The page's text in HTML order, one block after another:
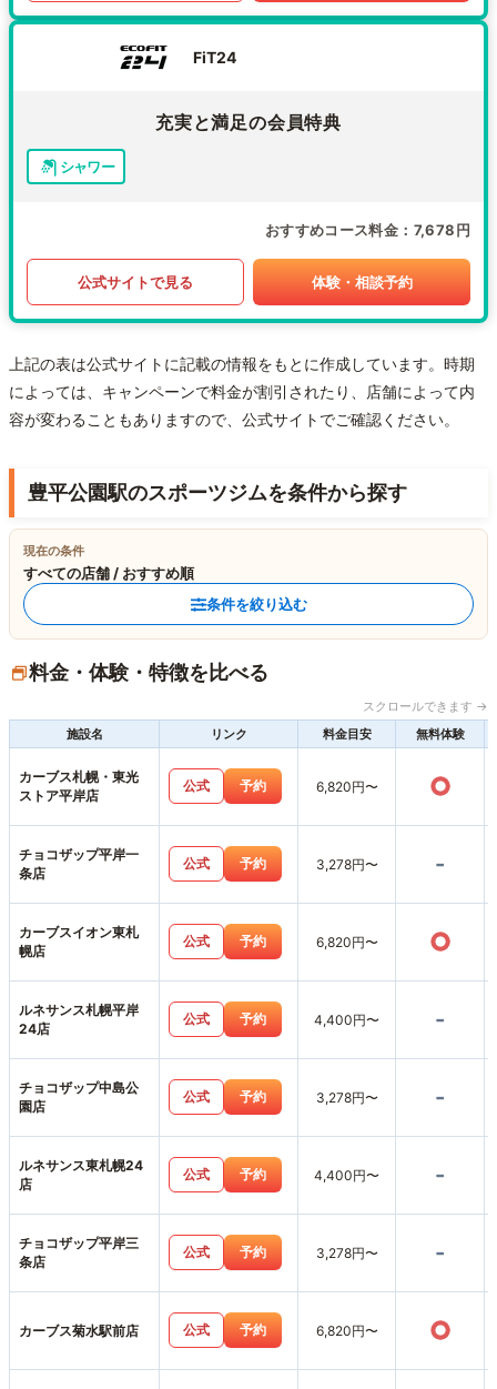
FiT24
充実と満足の会員特典
シャワー
おすすめコース料金 7,678円
公式サイトで見る 体験・相談予約
上記の表は公式サイトに記載の情報をもとに作成しています。時期
によっては、キャンペーンで料金が割引されたり、店舗によって内
容が変わることもありますので、公式サイトでご確認ください。
豊平公園駅のスポーツジムを条件から探す
現在の条件
すべての店舗 / おすすめ順
条件を絞り込む
料金・体験・特徴を比べる
スクロールできます →
施設名
リンク 料金目安 無料体験
カーブス札幌・東光
ストア平岸店
公式 予約 6,820円〜 ○
チョコザップ平岸一
条店
公式 予約 3,278円〜 -
カーブスイオン東札
幌店
公式 予約 6,820円〜 ○
ルネサンス札幌平岸
24店
公式 予約 4,400円〜 -
チョコザップ中島公
園店
公式 予約 3,278円〜 -
ルネサンス東札幌24
店
公式 予約 4,400円〜 -
チョコザップ平岸三
条店
公式 予約 3,278円〜 -
カーブス菊水駅前店 公式 予約 6,820円〜 ○